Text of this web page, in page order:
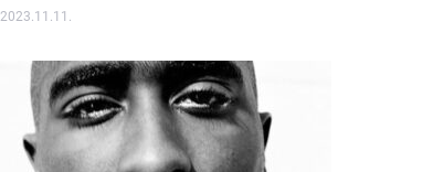
2023.11.11.